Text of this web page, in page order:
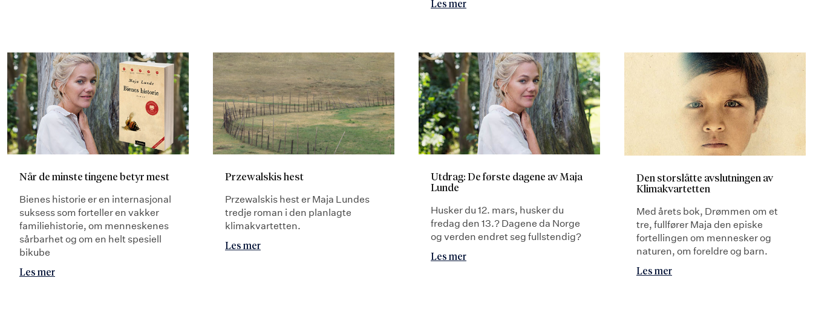
Les mer
Når de minste tingene betyr mest
Bienes historie er en internasjonal
suksess som forteller en vakker
familiehistorie, om menneskenes
sårbarhet og om en helt spesiell
bikube
Les mer
Przewalskis hest
Przewalskis hest er Maja Lundes
tredje roman i den planlagte
klimakvartetten.
Les mer
Utdrag: De første dagene av Maja
Lunde
Husker du 12. mars, husker du
fredag den 13.? Dagene da Norge
og verden endret seg fullstendig?
Les mer
Den storslåtte avslutningen av
Klimakvartetten
Med årets bok, Drømmen om et
tre, fullfører Maja den episke
fortellingen om mennesker og
naturen, om foreldre og barn.
Les mer